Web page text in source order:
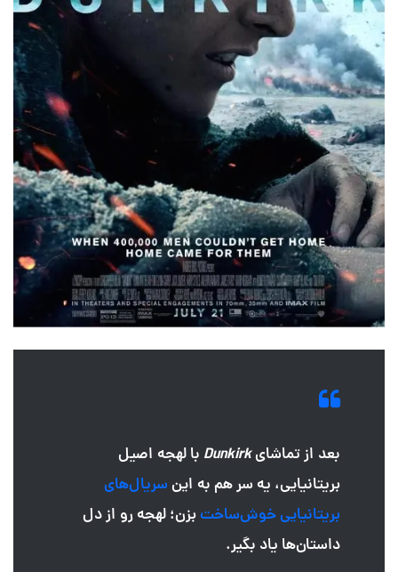
بعد از تماشایDunkirk با لهجه اصیل
بریتانیایی، یه سر هم به اینسریال‌های
بریتانیایی خوش‌ساختبزن؛ لهجه‌ رو از دل
داستان‌ها یاد بگیر.